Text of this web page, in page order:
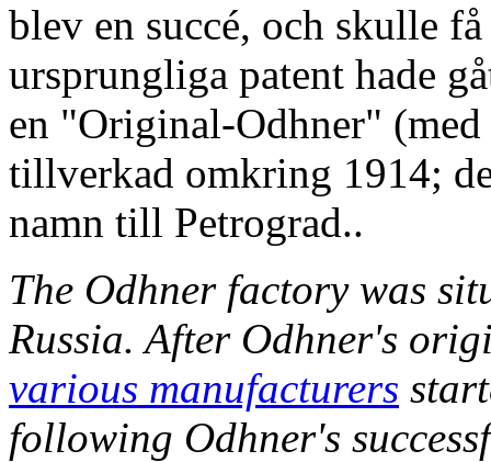
blev en succé, och skulle
ursprungliga patent hade
en "Original-Odhner"
tillverkad omkring 1914;
namn till Petrograd..
The Odhner factory was
Russia. After Odhner's
various manufacturers
following Odhner's